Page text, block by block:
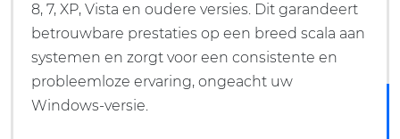
8, 7, XP, Vista en oudere versies. Dit garandeert
betrouwbare prestaties op een breed scala aan
systemen en zorgt voor een consistente en
probleemloze ervaring, ongeacht uw
Windows-versie.